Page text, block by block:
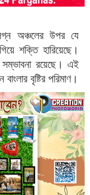
অঞ্চলের উপর যে
শক্তি হারিয়েছে।
সম্ভাবনা রয়েছে। এই
বৃষ্টির পরিমাণ।